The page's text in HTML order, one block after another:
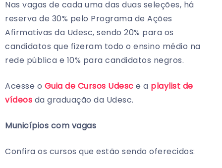
Nas vagas de cada uma das duas seleções, há
reserva de 30% pelo Programa de Ações
Afirmativas da Udesc, sendo 20% para os
candidatos que fizeram todo o ensino médio na
rede pública e 10% para candidatos negros.
Acesse o Guia de Cursos Udesc e a playlist de
vídeos da graduação da Udesc.
Municípios com vagas
Confira os cursos que estão sendo oferecidos: